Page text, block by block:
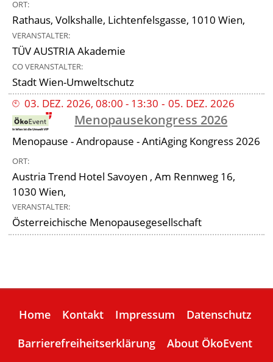
ORT
Rathaus, Volkshalle, Lichtenfelsgasse, 1010 Wien,
VERANSTALTER
TÜV AUSTRIA Akademie
CO VERANSTALTER
Stadt Wien-Umweltschutz
03. DEZ.2026,08:00 - 13:30 ‐ 05. DEZ.2026
Menopausekongress 2026
Menopause - Andropause - AntiAging Kongress 2026
ORT
Austria Trend Hotel Savoyen , Am Rennweg 16,
1030 Wien,
VERANSTALTER
Österreichische Menopausegesellschaft
Home Kontakt Impressum
Datenschutz
Barrierefreiheitserklärung
About ÖkoEvent